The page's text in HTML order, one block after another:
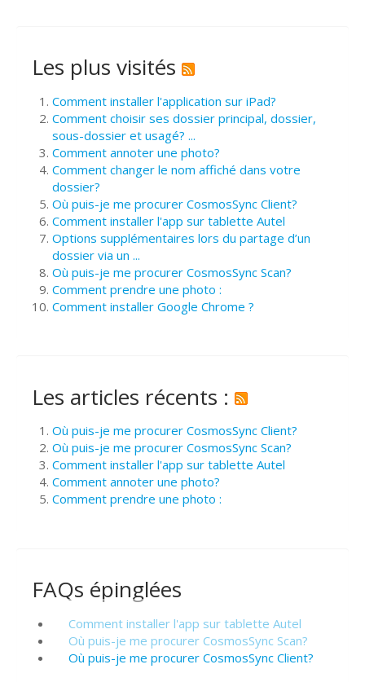
Les plus visités
Comment installer l'application sur iPad?
Comment choisir ses dossier principal, dossier,
sous-dossier et usagé? ...
Comment annoter une photo?
Comment changer le nom affiché dans votre
dossier?
Où puis-je me procurer CosmosSync Client?
Comment installer l'app sur tablette Autel
Options supplémentaires lors du partage d’un
dossier via un ...
Où puis-je me procurer CosmosSync Scan?
Comment prendre une photo :
Comment installer Google Chrome ?
Les articles récents :
Où puis-je me procurer CosmosSync Client?
Où puis-je me procurer CosmosSync Scan?
Comment installer l'app sur tablette Autel
Comment annoter une photo?
Comment prendre une photo :
FAQs épinglées
Comment installer l'app sur tablette Autel
Où puis-je me procurer CosmosSync Scan?
Où puis-je me procurer CosmosSync Client?